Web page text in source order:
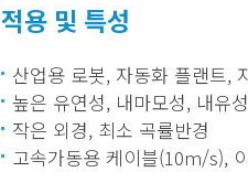
적용 및 특성
산업용 로봇, 자동화 플랜트,
높은 유연성, 내마모성, 내유
작은 외경, 최소 곡률반경
고속가동용 케이블(10m/s),